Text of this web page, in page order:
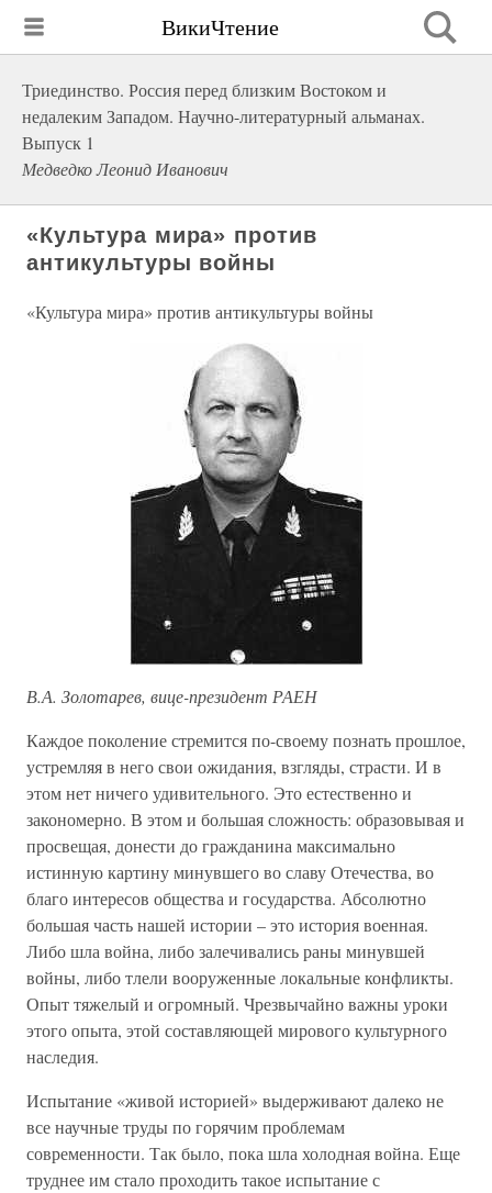
ВикиЧтение
Триединство. Россия перед близким Востоком и
недалеким Западом. Научно-литературный альманах.
Выпуск 1
Медведко Леонид Иванович
«Культура мира» против
антикультуры войны
«Культура мира» против антикультуры войны
В.А. Золотарев, вице-президент РАЕН
Каждое поколение стремится по-своему познать прошлое,
устремляя в него свои ожидания, взгляды, страсти. И в
этом нет ничего удивительного. Это естественно и
закономерно. В этом и большая сложность: образовывая и
просвещая, донести до гражданина максимально
истинную картину минувшего во славу Отечества, во
благо интересов общества и государства. Абсолютно
большая часть нашей истории – это история военная.
Либо шла война, либо залечивались раны минувшей
войны, либо тлели вооруженные локальные конфликты.
Опыт тяжелый и огромный. Чрезвычайно важны уроки
этого опыта, этой составляющей мирового культурного
наследия.
Испытание «живой историей» выдерживают далеко не
все научные труды по горячим проблемам
современности. Так было, пока шла холодная война. Еще
труднее им стало проходить такое испытание с